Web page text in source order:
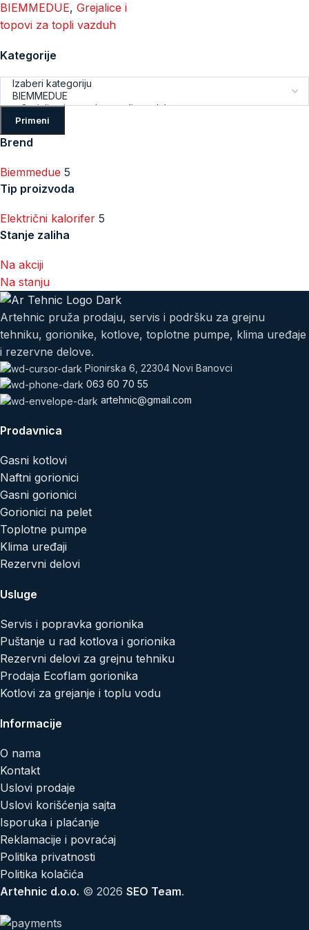
Kategorije
Primeni
Brend
Biemmedue 5
Tip proizvoda
Električni kalorifer 5
Stanje zaliha
Na akciji
Na stanju
BIEMMEDUE, Grejalice i
topovi za topli vazduh
Artehnic pruža prodaju, servis i podršku za grejnu
tehniku, gorionike, kotlove, toplotne pumpe, klima uređaje
i rezervne delove.
Pionirska 6, 22304 Novi Banovci
063 60 70 55
artehnic@gmail.com
Prodavnica
Gasni kotlovi
Naftni gorionici
Gasni gorionici
Gorionici na pelet
Toplotne pumpe
Klima uređaji
Rezervni delovi
Usluge
Servis i popravka gorionika
Puštanje u rad kotlova i gorionika
Rezervni delovi za grejnu tehniku
Prodaja Ecoflam gorionika
Kotlovi za grejanje i toplu vodu
Informacije
O nama
Kontakt
Uslovi prodaje
Uslovi korišćenja sajta
Isporuka i plaćanje
Reklamacije i povraćaj
Politika privatnosti
Politika kolačića
Artehnic d.o.o. © 2026 SEO Team.